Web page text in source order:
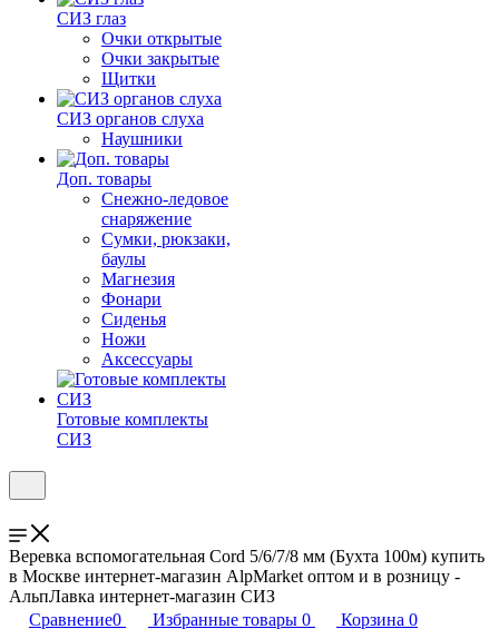
СИЗ глаз
Очки открытые
Очки закрытые
Щитки
СИЗ органов слуха
Наушники
Доп. товары
Снежно-ледовое
снаряжение
Сумки, рюкзаки,
баулы
Магнезия
Фонари
Сиденья
Ножи
Аксессуары
Готовые комплекты
СИЗ
Веревка вспомогательная Cord 5/6/7/8 мм (Бухта 100м) купить
в Москве интернет-магазин AlpMarket оптом и в розницу -
АльпЛавка интернет-магазин СИЗ
Сравнение0 Избранные товары 0 Корзина 0